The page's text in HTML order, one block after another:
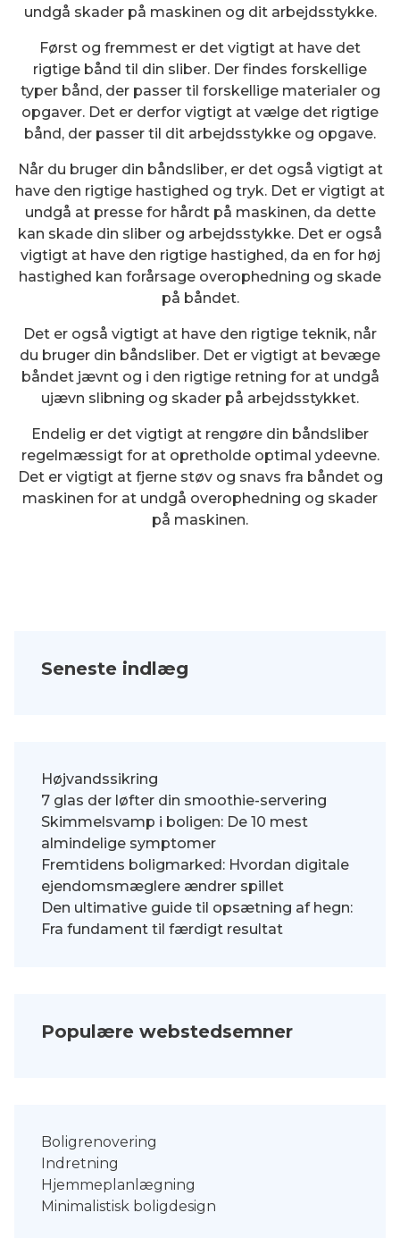
undgå skader på maskinen og dit arbejdsstykke.
Først og fremmest er det vigtigt at have det
rigtige bånd til din sliber. Der findes forskellige
typer bånd, der passer til forskellige materialer og
opgaver. Det er derfor vigtigt at vælge det rigtige
bånd, der passer til dit arbejdsstykke og opgave.
Når du bruger din båndsliber, er det også vigtigt at
have den rigtige hastighed og tryk. Det er vigtigt at
undgå at presse for hårdt på maskinen, da dette
kan skade din sliber og arbejdsstykke. Det er også
vigtigt at have den rigtige hastighed, da en for høj
hastighed kan forårsage overophedning og skade
på båndet.
Det er også vigtigt at have den rigtige teknik, når
du bruger din båndsliber. Det er vigtigt at bevæge
båndet jævnt og i den rigtige retning for at undgå
ujævn slibning og skader på arbejdsstykket.
Endelig er det vigtigt at rengøre din båndsliber
regelmæssigt for at opretholde optimal ydeevne.
Det er vigtigt at fjerne støv og snavs fra båndet og
maskinen for at undgå overophedning og skader
på maskinen.
Seneste indlæg
Højvandssikring
7 glas der løfter din smoothie-servering
Skimmelsvamp i boligen: De 10 mest
almindelige symptomer
Fremtidens boligmarked: Hvordan digitale
ejendomsmæglere ændrer spillet
Den ultimative guide til opsætning af hegn:
Fra fundament til færdigt resultat
Populære webstedsemner
Boligrenovering
Indretning
Hjemmeplanlægning
Minimalistisk boligdesign